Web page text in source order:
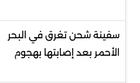
سفينة شحن تغرق في البحر
الأحمر بعد إصابتها بهجوم